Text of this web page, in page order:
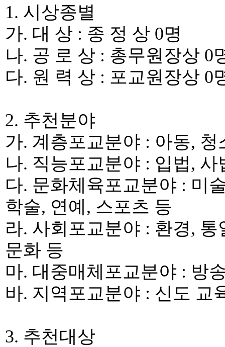
1. 시상종별
가. 대 상 : 종 정 상 0명
나. 공 로 상 : 총무원장상 0
다. 원 력 상 : 포교원장상 0
2. 추천분야
가. 계층포교분야 : 아동, 청
나. 직능포교분야 : 입법, 사
다. 문화체육포교분야 : 미
학술, 연예 , 스포츠 등
라. 사회포교분야 : 환경, 통
문화 등
마. 대중매체포교분야 : 방
바. 지역포교분야 : 신도 교
3. 추천대상